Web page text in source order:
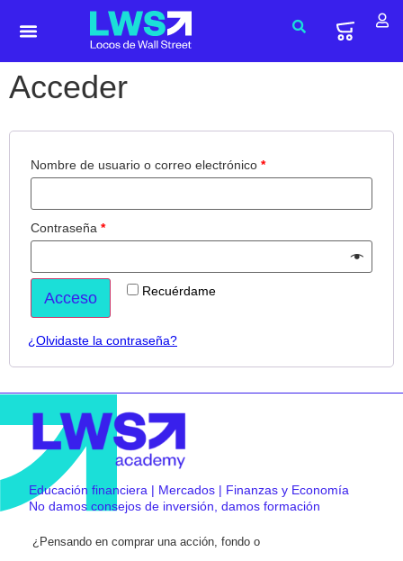
Acceder
Nombre de usuario o correo electrónico *
Contraseña *
Recuérdame
Acceso
¿Olvidaste la contraseña?
Educación financiera | Mercados | Finanzas y Economía
No damos consejos de inversión, damos formación
¿Pensando en comprar una acción, fondo o